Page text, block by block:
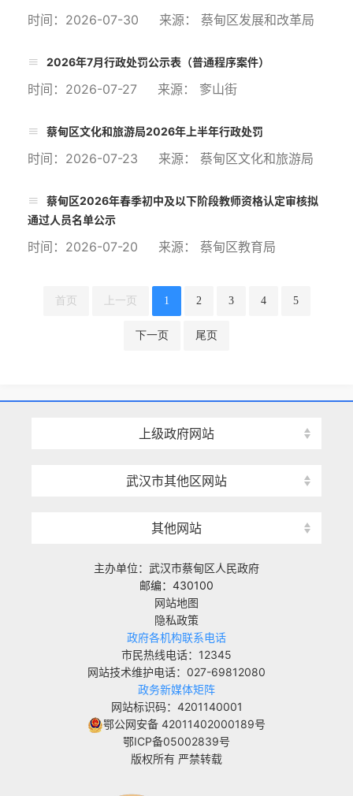
时间：2026-07-30 来源： 蔡甸区发展和改革局
2026年7月行政处罚公示表（普通程序案件）
时间：2026-07-27 来源： 奓山街
蔡甸区文化和旅游局2026年上半年行政处罚
时间：2026-07-23 来源： 蔡甸区文化和旅游局
蔡甸区2026年春季初中及以下阶段教师资格认定审核拟
通过人员名单公示
时间：2026-07-20 来源： 蔡甸区教育局
首页 上一页 1 2 3 4 5
下一页 尾页
上级政府网站
武汉市其他区网站
其他网站
主办单位：武汉市蔡甸区人民政府
邮编：430100
网站地图
隐私政策
政府各机构联系电话
市民热线电话：12345
网站技术维护电话：027-69812080
政务新媒体矩阵
网站标识码：4201140001
鄂公网安备 42011402000189号
鄂ICP备05002839号
版权所有 严禁转载